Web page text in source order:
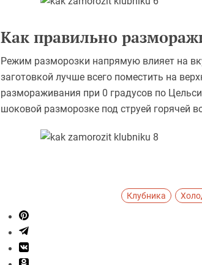
Как правильно
Режим разморозки напрямую влияет на
заготовкой лучше всего поместить на
размораживания при 0 градусов по
шоковой разморозке под струей горячей
Клубника